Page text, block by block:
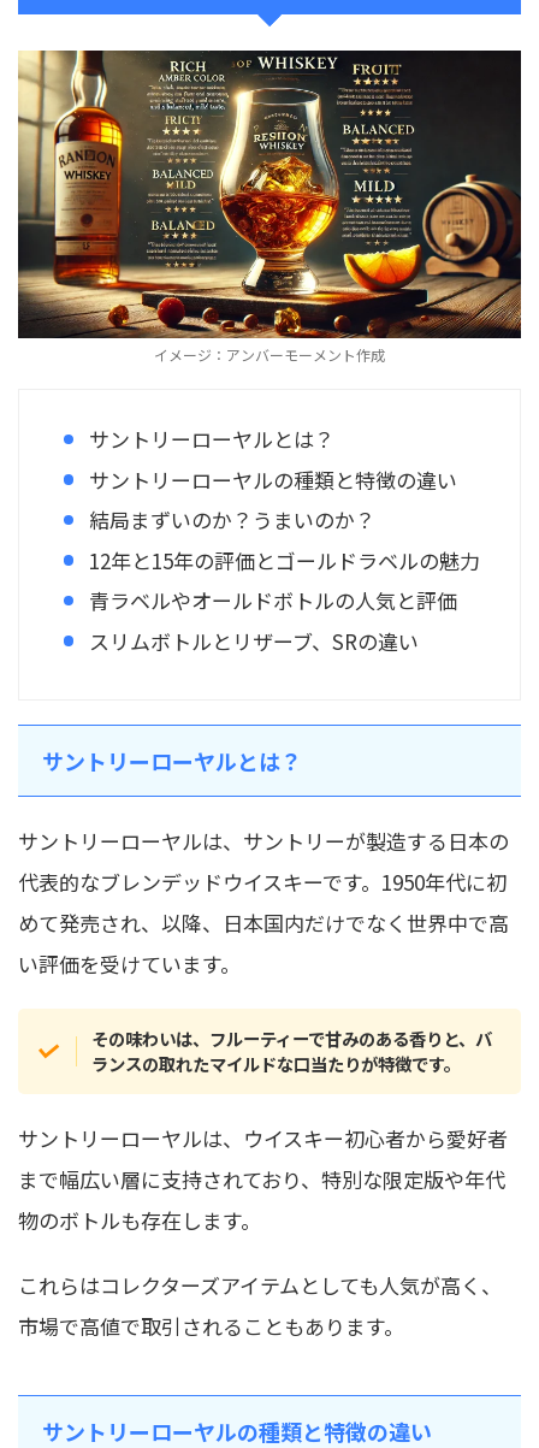
イメージ：アンバーモーメント作成
サントリーローヤルとは？
サントリーローヤルの種類と特徴の違い
結局まずいのか？うまいのか？
12年と15年の評価とゴールドラベルの魅力
青ラベルやオールドボトルの人気と評価
スリムボトルとリザーブ、SRの違い
サントリーローヤルとは？
サントリーローヤルは、サントリーが製造する日本の
代表的なブレンデッドウイスキーです。1950年代に初
めて発売され、以降、日本国内だけでなく世界中で高
い評価を受けています。
その味わいは、フルーティーで甘みのある香りと、バ
ランスの取れたマイルドな口当たりが特徴です。
サントリーローヤルは、ウイスキー初心者から愛好者
まで幅広い層に支持されており、特別な限定版や年代
物のボトルも存在します。
これらはコレクターズアイテムとしても人気が高く、
市場で高値で取引されることもあります。
サントリーローヤルの種類と特徴の違い